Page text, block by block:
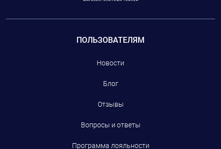
ПОЛЬЗОВАТЕЛЯМ
Новости
Блог
Отзывы
Вопросы и ответы
Программа лояльности